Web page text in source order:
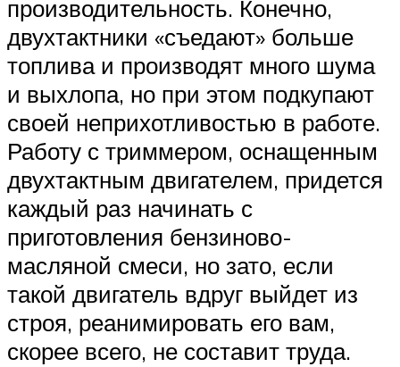
производительность. Конечно,
двухтактники «съедают» больше
топлива и производят много шума
и выхлопа, но при этом подкупают
своей неприхотливостью в работе.
Работу с триммером, оснащенным
двухтактным двигателем, придется
каждый раз начинать с
приготовления бензиново-
масляной смеси, но зато, если
такой двигатель вдруг выйдет из
строя, реанимировать его вам,
скорее всего, не составит труда.